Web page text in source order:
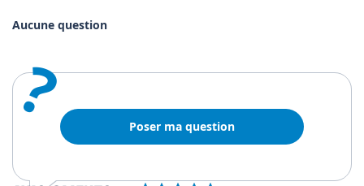
Aucune question
? Poser ma question